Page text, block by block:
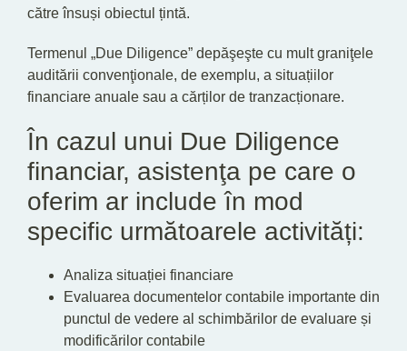
către însuși obiectul țintă.
Termenul „Due Diligence” depăşeşte cu mult graniţele
auditării convenţionale, de exemplu, a situațiilor
financiare anuale sau a cărților de tranzacționare.
În cazul unui Due Diligence
financiar, asistenţa pe care o
oferim ar include în mod
specific următoarele activități:
Analiza situației financiare
Evaluarea documentelor contabile importante din
punctul de vedere al schimbărilor de evaluare și
modificărilor contabile